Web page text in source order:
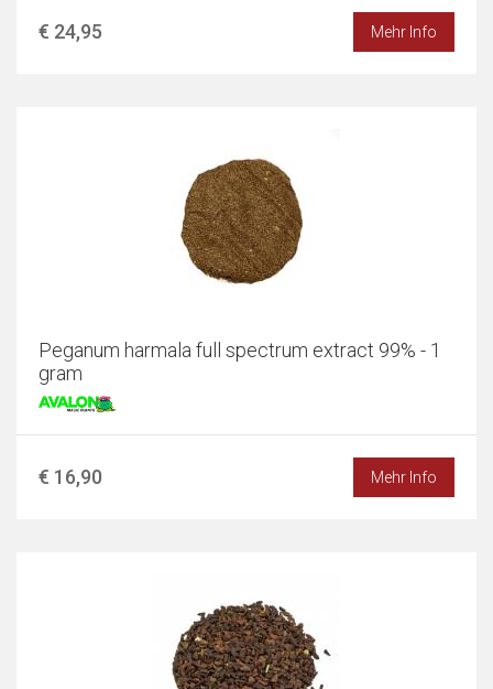
€ 24,95 Mehr Info
Peganum harmala full spectrum extract 99% - 1
gram
€ 16,90 Mehr Info